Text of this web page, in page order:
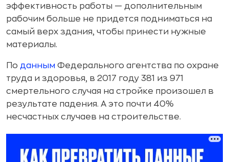
эффективность работы — дополнительным
рабочим больше не придется подниматься на
самый верх здания, чтобы принести нужные
материалы.
По данным Федерального агентства по охране
труда и здоровья, в 2017 году 381 из 971
смертельного случая на стройке произошел в
результате падения. А это почти 40%
несчастных случаев на строительстве.